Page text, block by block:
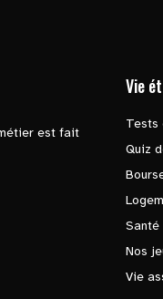
est fait
Vie
Tests
Quiz
Santé
Nos
Vie